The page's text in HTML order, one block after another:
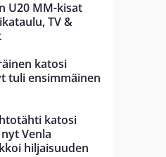
U20 MM-kisat
TV &
katosi
tuli ensimmäinen
katosi
Venla
hiljaisuuden